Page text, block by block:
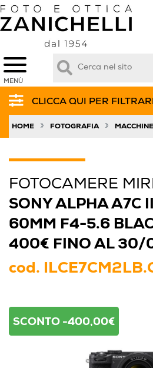
MENÙ
CLICCA QUI PER
HOME » FOTOGRAFIA »
FOTOCAMERE
SONY ALPHA A7C
60MM F4-5.6
400€ FINO AL
cod.
SCONTO -400,00€